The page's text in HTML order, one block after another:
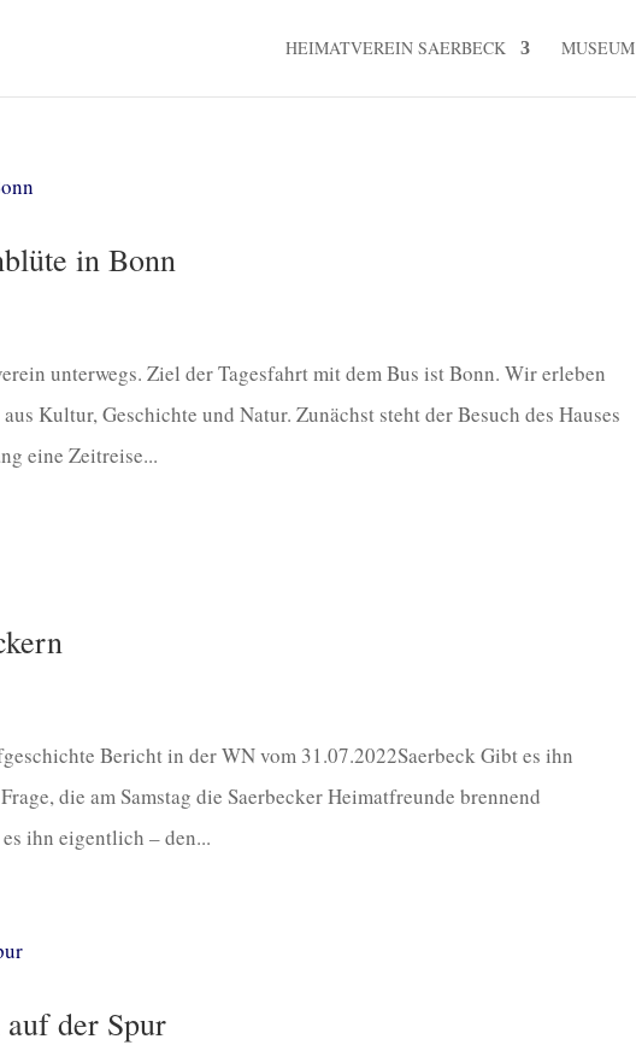
HEIMATVEREIN SAERBECK MUSEUM
in Bonn
unterwegs. Ziel der Tagesfahrt mit dem Bus ist Bonn. Wir erleben
Kultur, Geschichte und Natur. Zunächst steht der Besuch des Hauses
eine Zeitreise...
Bericht in der WN vom 31.07.2022Saerbeck Gibt es ihn
die am Samstag die Saerbecker Heimatfreunde brennend
ihn eigentlich – den...
auf der Spur